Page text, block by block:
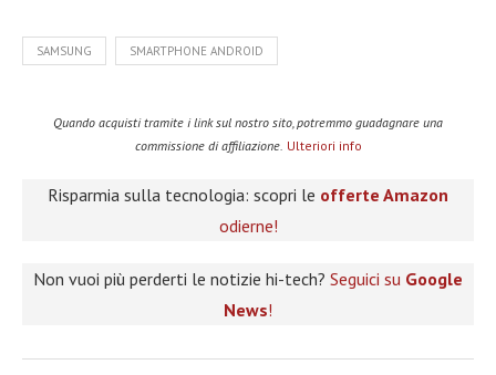
SAMSUNG SMARTPHONE ANDROID
Quando acquisti tramite i link sul nostro sito, potremmo guadagnare una
commissione di affiliazione. Ulteriori info
Risparmia sulla tecnologia: scopri le offerte Amazon
odierne!
Non vuoi più perderti le notizie hi-tech? Seguici su Google
News!